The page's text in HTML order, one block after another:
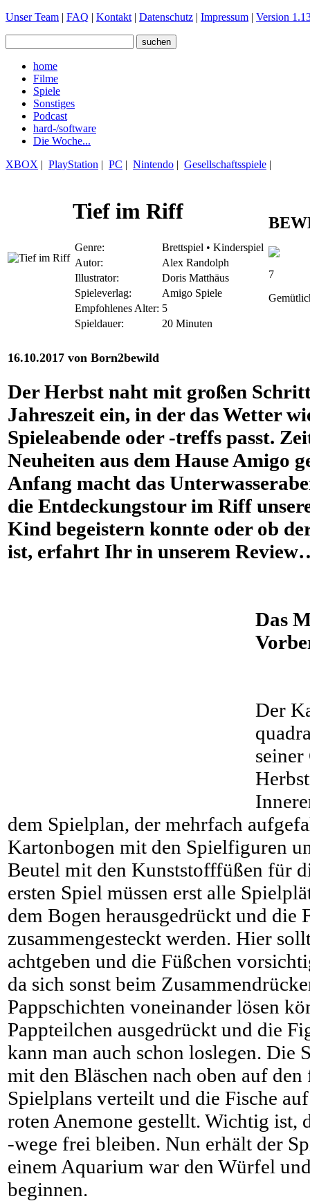
Unser Team | FAQ | Kontakt | Datenschutz | Impressum | Version
home
Filme
Spiele
Sonstiges
Podcast
hard-/software
Die Woche...
XBOX | PlayStation | PC | Nintendo | Gesellschaftsspiele |
Tief im Riff
Genre:
Brettspiel • Kinderspiel
Autor:
Alex Randolph
Illustrator:
Doris Matthäus
Spieleverlag:
Amigo Spiele
Empfohlenes Alter: 5
Spieldauer:
20 Minuten
7
16.10.2017 von Born2bewild
Der Herbst naht mit großen
Jahreszeit ein, in der das Wetter
Spieleabende oder -treffs passt.
Neuheiten aus dem Hause Amigo
Anfang macht das
die Entdeckungstour im Riff
Kind begeistern konnte oder ob
ist, erfahrt Ihr in unserem
Das
Der
seiner
dem Spielplan, der mehrfach
Kartonbogen mit den Spielfiguren
Beutel mit den Kunststofffüßen für
ersten Spiel müssen erst alle
dem Bogen herausgedrückt und die
zusammengesteckt werden. Hier
achtgeben und die Füßchen
da sich sonst beim
Pappschichten voneinander lösen
Pappteilchen ausgedrückt und die
kann man auch schon loslegen. Die
mit den Bläschen nach oben auf den
Spielplans verteilt und die Fische
roten Anemone gestellt. Wichtig ist,
-wege frei bleiben. Nun erhält der
einem Aquarium war den Würfel
beginnen.